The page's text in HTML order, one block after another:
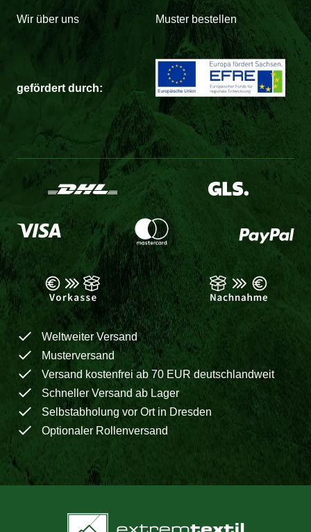
Wir über uns Muster bestellen
gefördert durch:
Weltweiter Versand
Musterversand
Versand kostenfrei ab 70 EUR deutschlandweit
Schneller Versand ab Lager
Selbstabholung vor Ort in Dresden
Optionaler Rollenversand